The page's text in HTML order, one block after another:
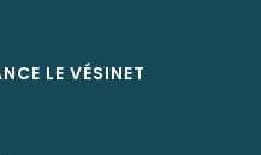
LE VÉSINET